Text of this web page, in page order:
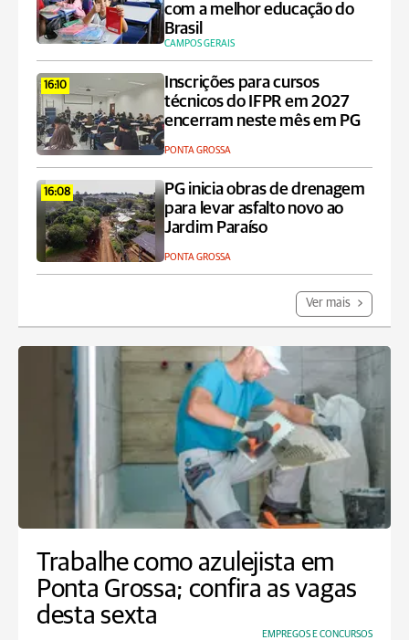
com a melhor educação do
Brasil
CAMPOS GERAIS
16:10
Inscrições para cursos
técnicos do IFPR em 2027
encerram neste mês em PG
PONTA GROSSA
16:08
PG inicia obras de drenagem
para levar asfalto novo ao
Jardim Paraíso
PONTA GROSSA
Ver mais
Trabalhe como azulejista em
Ponta Grossa; confira as vagas
desta sexta
EMPREGOS E CONCURSOS